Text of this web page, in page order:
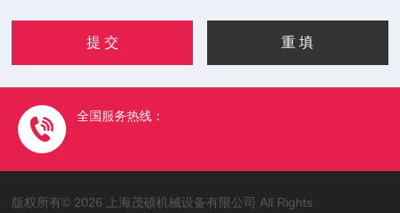
全国服务热线：
版权所有© 2026 上海茂硕机械设备有限公司 All Rights